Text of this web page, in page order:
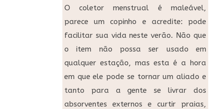
O coletor menstrual é maleável,
parece um copinho e acredite: pode
facilitar sua vida neste verão. Não que
o item não possa ser usado em
qualquer estação, mas esta é a hora
em que ele pode se tornar um aliado e
tanto para a gente se livrar dos
absorventes externos e curtir praias,